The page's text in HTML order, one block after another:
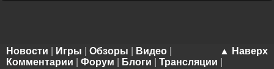
▲ Наверх
Новости Игры Обзоры Видео
Комментарии
Форум Блоги Трансляции